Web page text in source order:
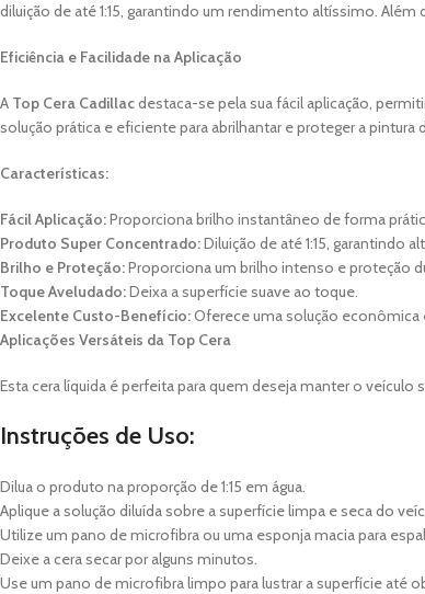
diluição de até 1:15, garantindo um rendimento altíssimo.
Eficiência e Facilidade na Aplicação
A Top Cera Cadillacdestaca-se pela sua fácil aplicação,
solução prática e eficiente para abrilhantar e proteger a pintura
Características:
Fácil Aplicação:Proporciona brilho instantâneo de forma
Produto Super Concentrado:Diluição de até 1:15, garantindo
Brilho e Proteção:Proporciona um brilho intenso e proteção
Toque Aveludado:Deixa a superfície suave ao toque.
Excelente Custo-Benefício:Oferece uma solução econômica
Aplicações Versáteis da Top Cera
Esta cera líquida é perfeita para quem deseja manter o
Instruções de Uso:
Dilua o produto na proporção de 1:15 em água.
Aplique a solução diluída sobre a superfície limpa e seca do
Utilize um pano de microfibra ou uma esponja macia para
Deixe a cera secar por alguns minutos.
Use um pano de microfibra limpo para lustrar a superfície até